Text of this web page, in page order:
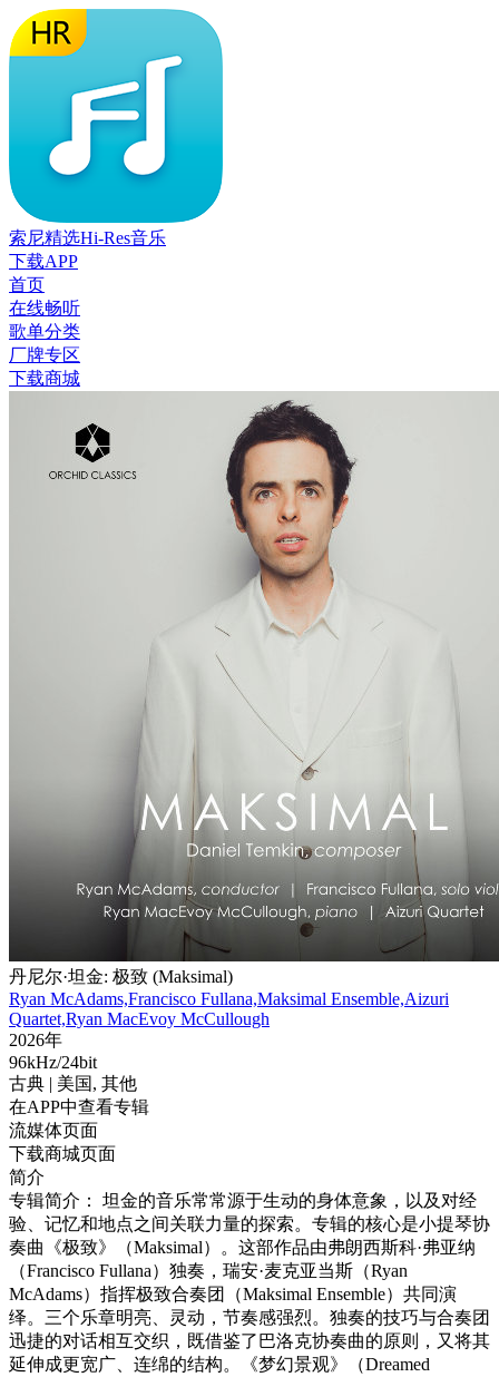
索尼精选Hi-Res音乐
下载APP
首页
在线畅听
歌单分类
厂牌专区
下载商城
丹尼尔·坦金: 极致 (Maksimal)
Ryan McAdams,Francisco Fullana,Maksimal Ensemble,Aizuri
Quartet,Ryan MacEvoy McCullough
2026年
96kHz/24bit
古典 | 美国, 其他
在APP中查看专辑
流媒体页面
下载商城页面
简介
专辑简介： 坦金的音乐常常源于生动的身体意象，以及对经
验、记忆和地点之间关联力量的探索。专辑的核心是小提琴协
奏曲《极致》（Maksimal）。这部作品由弗朗西斯科·弗亚纳
（Francisco Fullana）独奏，瑞安·麦克亚当斯（Ryan
McAdams）指挥极致合奏团（Maksimal Ensemble）共同演
绎。三个乐章明亮、灵动，节奏感强烈。独奏的技巧与合奏团
迅捷的对话相互交织，既借鉴了巴洛克协奏曲的原则，又将其
延伸成更宽广、连绵的结构。《梦幻景观》（Dreamed